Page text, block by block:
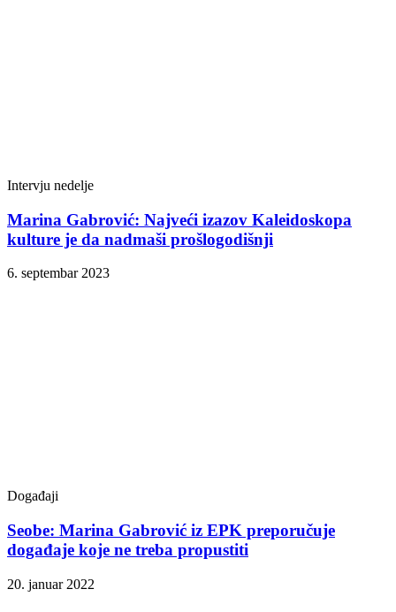
Intervju nedelje
Marina Gabrović: Najveći izazov Kaleidoskopa
kulture je da nadmaši prošlogodišnji
6. septembar 2023
Događaji
Seobe: Marina Gabrović iz EPK preporučuje
događaje koje ne treba propustiti
20. januar 2022